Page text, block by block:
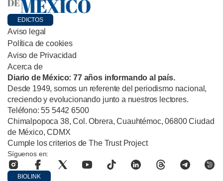
EDICTOS
Aviso legal
Política de cookies
Aviso de Privacidad
Acerca de
Diario de México: 77 años informando al país.
Desde 1949, somos un referente del periodismo nacional,
creciendo y evolucionando junto a nuestros lectores.
Teléfono: 55 5442 6500
Chimalpopoca 38, Col. Obrera, Cuauhtémoc, 06800 Ciudad
de México, CDMX
Cumple los criterios de The Trust Project
Síguenos en:
BIOLINK